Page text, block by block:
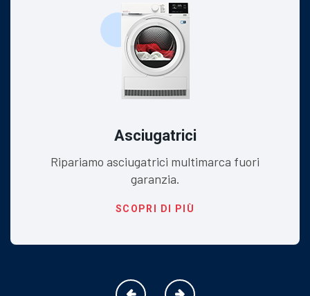
Asciugatrici
Ripariamo asciugatrici multimarca fuori
garanzia.
SCOPRI DI PIÙ